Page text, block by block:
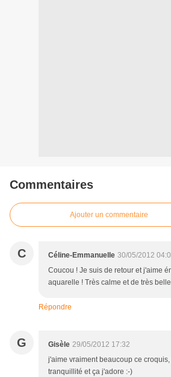
Commentaires
Ajouter un commentaire
C Céline-Emmanuelle 30/05/2012
Coucou ! Je suis de retour et j'aime
aquarelle ! Très calme et de très
Répondre
G Gisèle 29/05/2012 17:32
j'aime vraiment beaucoup ce
tranquillité et ça j'adore :-)